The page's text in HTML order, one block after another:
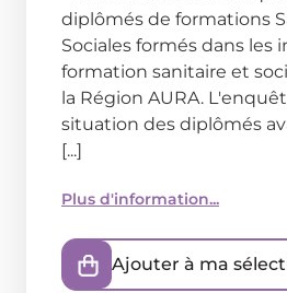
diplômés de formations
Sociales formés dans les
formation sanitaire et
la Région AURA.
situation des diplômés
[...]
Plus d'information...
Ajouter à ma